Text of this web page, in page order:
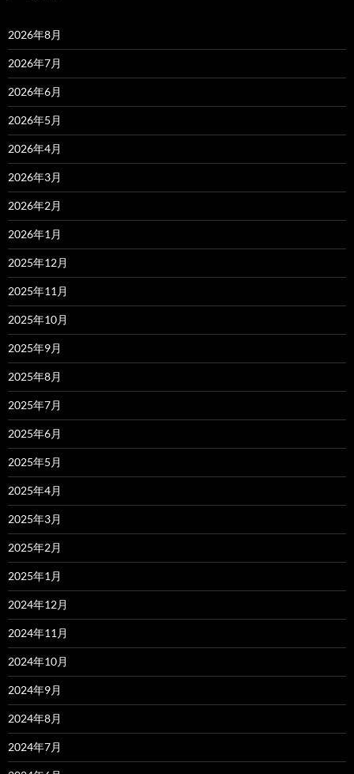
2026年8月
2026年7月
2026年6月
2026年5月
2026年4月
2026年3月
2026年2月
2026年1月
2025年12月
2025年11月
2025年10月
2025年9月
2025年8月
2025年7月
2025年6月
2025年5月
2025年4月
2025年3月
2025年2月
2025年1月
2024年12月
2024年11月
2024年10月
2024年9月
2024年8月
2024年7月